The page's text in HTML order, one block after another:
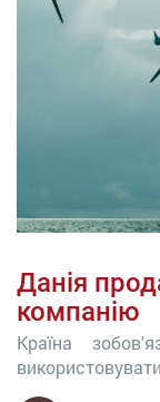
Данія
компанію
Країна